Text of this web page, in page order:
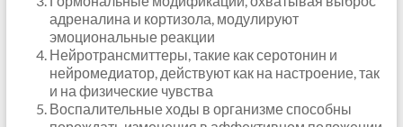
адреналина и кортизола, модулируют
эмоциональные реакции
Нейротрансмиттеры, такие как серотонин и
нейромедиатор, действуют как на настроение, так
и на физические чувства
Воспалительные ходы в организме способны